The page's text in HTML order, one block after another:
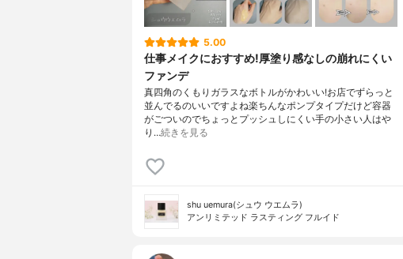
5.00
仕事メイクにおすすめ!厚塗り感なしの崩れにくい
ファンデ
真四角のくもりガラスなボトルがかわいい!お店でずらっと
並んでるのいいですよね楽ちんなポンプタイプだけど容器
がごついのでちょっとプッシュしにくい手の小さい人はや
り…続きを見る
shu uemura(シュウ ウエムラ)
アンリミテッド ラスティング フルイド